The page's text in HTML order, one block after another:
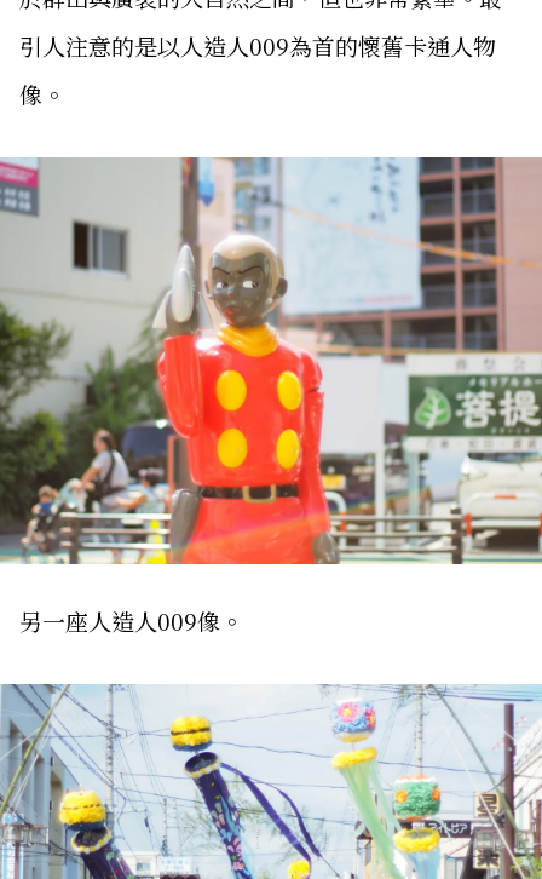
引人注意的是以人造人009為首的懷舊卡通人物
像。
另一座人造人009像。